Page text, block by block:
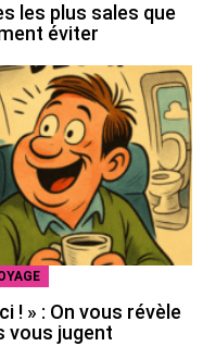
les plus sales que
éviter
! » : On vous révèle
vous jugent